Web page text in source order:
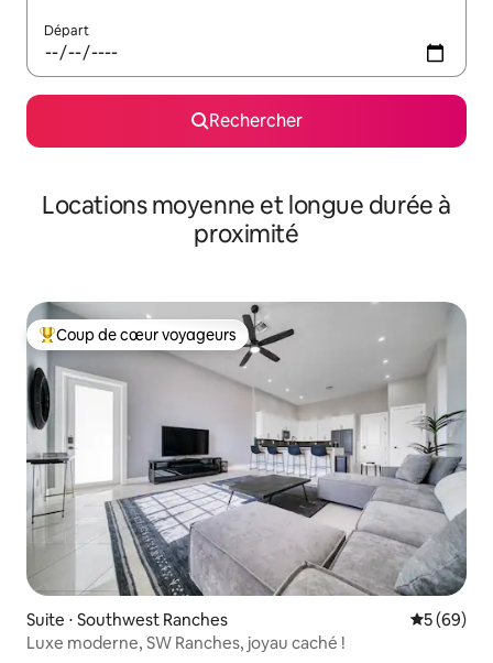
Départ
Rechercher
Locations moyenne et longue durée à
proximité
Coups de cœur voyageurs les plus appréciés
Coup de cœur voyageurs
Suite ⋅ Southwest Ranches
5 (69)
Luxe moderne, SW Ranches, joyau caché !